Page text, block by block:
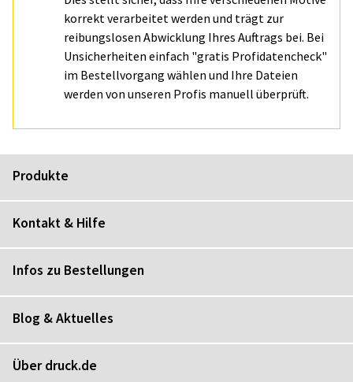
korrekt verarbeitet werden und trägt zur
reibungslosen Abwicklung Ihres Auftrags bei. Bei
Unsicherheiten einfach "gratis Profidatencheck"
im Bestellvorgang wählen und Ihre Dateien
werden von unseren Profis manuell überprüft.
Produkte
Kontakt & Hilfe
Infos zu Bestellungen
Blog & Aktuelles
Über druck.de